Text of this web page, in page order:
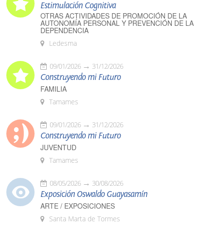
Estimulación Cognitiva
OTRAS ACTIVIDADES DE PROMOCIÓN DE LA
AUTONOMÍA PERSONAL Y PREVENCIÓN DE LA
DEPENDENCIA
Ledesma
09/01/2026 31/12/2026
Construyendo mi Futuro
FAMILIA
Tamames
09/01/2026 31/12/2026
Construyendo mi Futuro
JUVENTUD
Tamames
08/05/2026 30/08/2026
Exposición Oswaldo Guayasamín
ARTE / EXPOSICIONES
Santa Marta de Tormes